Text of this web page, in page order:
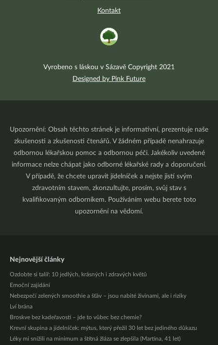
Kontakt
Vyrobeno s láskou v Sázavě Copyright 2021
Designed by Pink Future
Upozornění: Obsah těchto stránek je informativní, prezentuje naše
zkušenosti a zkušenosti čtenářů. V žádném případě nenahrazuje
odbornou lékařskou pomoc a odbornou péči. Jakékoliv uvedené
informace nelze chápat jako odborné lékařské rady a doporučení.
V případě, že chcete upravit jídelníček a nejste jistí svým
zdravotním stavem, zkonzultujte, prosím, svůj stav s
kvalifikovaným odborníkem. Používáním webu berete toto
upozornění na vědomí.
Nejnovější články
Ozdobte si talíř: 10 jedlých, krásných i zdravých květů
Emoční zajídání
Nebezpečí zelených smoothie a šťáv – jsou nabité živinami, ale i riziky
Lví brána
Broskve bez kadeřavosti – jde to vůbec bez chemie?
Krevní skupina a jídelníček: mýtus, který přežil 30 let bez jediného důkazu
Léky mi snížili na minimum a štítná žláza se zlepšila (Martina, 41 let)